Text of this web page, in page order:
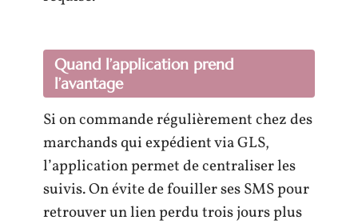
Quand l’application prend
l’avantage
Si on commande régulièrement chez des
marchands qui expédient via GLS,
l’application permet de centraliser les
suivis. On évite de fouiller ses SMS pour
retrouver un lien perdu trois jours plus